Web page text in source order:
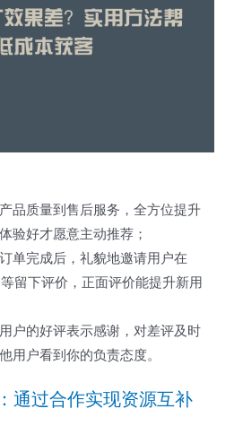
产品质量到售后服务，全方位提升
验好才愿意主动推荐；
订单完成后，礼貌地邀请用户在
留下评价，正面评价能提升新用
用户的好评表示感谢，对差评及时
用户看到你的负责态度。
通过合作实现资源互补